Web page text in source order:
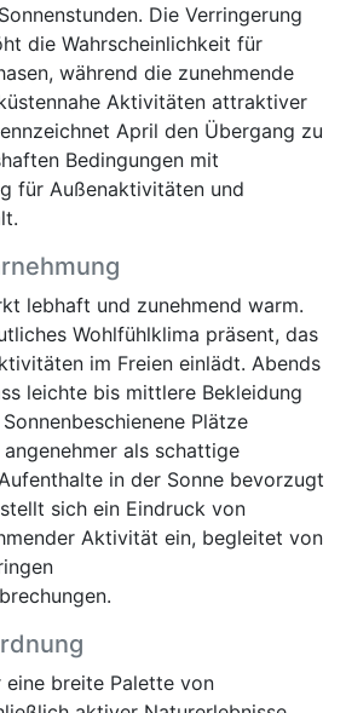
Die Verringerung
die Wahrscheinlichkeit für
während die zunehmende
Aktivitäten attraktiver
April den Übergang zu
Bedingungen mit
für Außenaktivitäten und
lebhaft und zunehmend warm.
Wohlfühlklima präsent, das
im Freien einlädt. Abends
leichte bis mittlere Bekleidung
Plätze
als schattige
in der Sonne bevorzugt
sich ein Eindruck von
Aktivität ein, begleitet von
breite Palette von